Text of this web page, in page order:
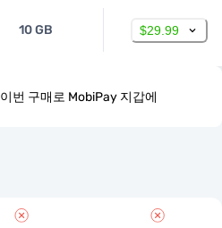
10 GB $29.99
이번 구매로 MobiPay 지갑에